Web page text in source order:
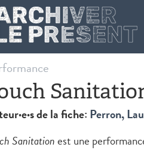
de la fiche:Perron,
Sanitationest une